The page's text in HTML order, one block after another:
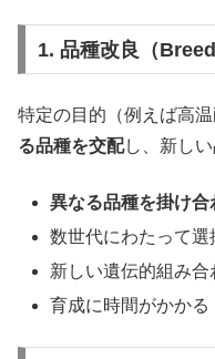
1. 品種改良（
特定の目的（例えば高
る品種を交配し、新しい
異なる品種を掛け合
数世代にわたって
新しい遺伝的組み
育成に時間がかかる